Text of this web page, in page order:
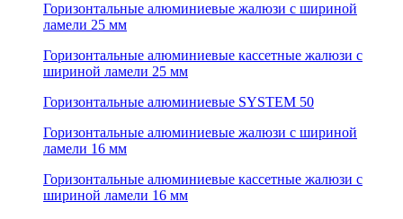
Горизонтальные алюминиевые жалюзи с шириной
ламели 25 мм
Горизонтальные алюминиевые кассетные жалюзи с
шириной ламели 25 мм
Горизонтальные алюминиевые SYSTEM 50
Горизонтальные алюминиевые жалюзи с шириной
ламели 16 мм
Горизонтальные алюминиевые кассетные жалюзи с
шириной ламели 16 мм